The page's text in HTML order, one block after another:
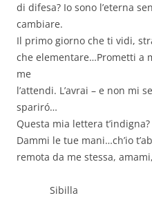
di difesa? Io sono l’eterna
cambiare.
Il primo giorno che ti vidi,
che elementare…Prometti a
me
l’attendi. L’avrai – e non mi
spariró…
Questa mia lettera
Dammi le tue mani…ch’io
remota da me stessa,
Sibilla